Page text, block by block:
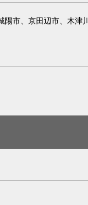
市、京田辺市、木津